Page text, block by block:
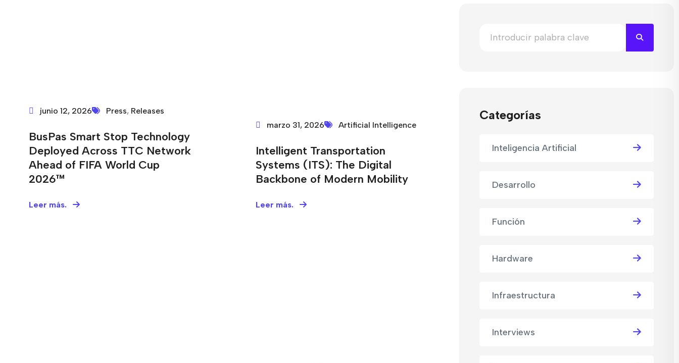
junio 12, 2026 Press, Releases
BusPas Smart Stop Technology
Deployed Across TTC Network
Ahead of FIFA World Cup
2026™
Leer más.
marzo 31, 2026 Artificial Intelligence
Intelligent Transportation
Systems (ITS): The Digital
Backbone of Modern Mobility
Leer más.
Categorías
Inteligencia Artificial
Desarrollo
Función
Hardware
Infraestructura
Interviews